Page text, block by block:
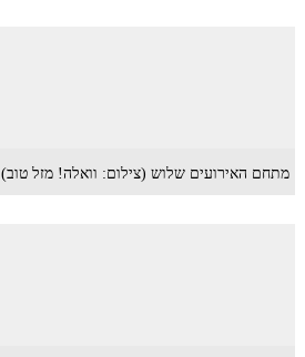
מתחם האירועים שלוש (צילום: וואלה! מזל טוב)